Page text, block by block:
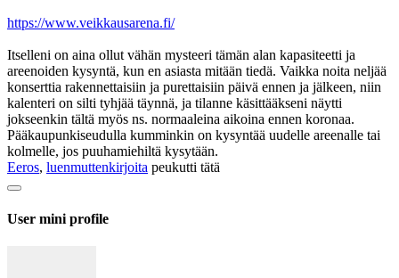
https://www.veikkausarena.fi/
Itselleni on aina ollut vähän mysteeri tämän alan kapasiteetti ja
areenoiden kysyntä, kun en asiasta mitään tiedä. Vaikka noita neljää
konserttia rakennettaisiin ja purettaisiin päivä ennen ja jälkeen, niin
kalenteri on silti tyhjää täynnä, ja tilanne käsittääkseni näytti
jokseenkin tältä myös ns. normaaleina aikoina ennen koronaa.
Pääkaupunkiseudulla kumminkin on kysyntää uudelle areenalle tai
kolmelle, jos puuhamiehiltä kysytään.
Eeros, luenmuttenkirjoita peukutti tätä
User mini profile